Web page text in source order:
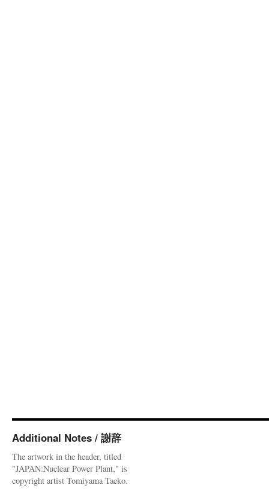
Additional Notes / 謝辞
The artwork in the header, titled
"JAPAN:Nuclear Power Plant," is
copyright artist Tomiyama Taeko.